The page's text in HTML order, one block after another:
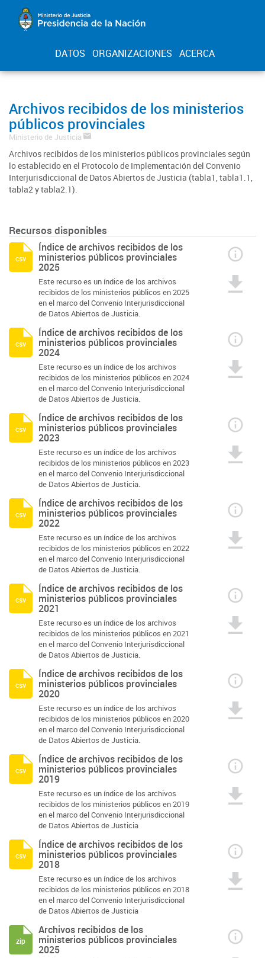
DATOS ORGANIZACIONES ACERCA
Archivos recibidos de los ministerios
públicos provinciales
Ministerio de Justicia
Archivos recibidos de los ministerios públicos provinciales según
lo establecido en el Protocolo de Implementación del Convenio
Interjurisdiccional de Datos Abiertos de Justicia (tabla1, tabla1.1,
tabla2 y tabla2.1).
Recursos disponibles
Índice de archivos recibidos de los
ministerios públicos provinciales
2025
Este recurso es un índice de los archivos
recibidos de los ministerios públicos en 2025
en el marco del Convenio Interjurisdiccional
de Datos Abiertos de Justicia.
csv
Índice de archivos recibidos de los
ministerios públicos provinciales
2024
Este recurso es un índice de los archivos
recibidos de los ministerios públicos en 2024
en el marco del Convenio Interjurisdiccional
de Datos Abiertos de Justicia.
csv
Índice de archivos recibidos de los
ministerios públicos provinciales
2023
Este recurso es un índice de los archivos
recibidos de los ministerios públicos en 2023
en el marco del Convenio Interjurisdiccional
de Datos Abiertos de Justicia.
csv
Índice de archivos recibidos de los
ministerios públicos provinciales
2022
Este recurso es un índice de los archivos
recibidos de los ministerios públicos en 2022
en el marco del Convenio Interjurisdiccional
de Datos Abiertos de Justicia.
csv
Índice de archivos recibidos de los
ministerios públicos provinciales
2021
Este recurso es un índice de los archivos
recibidos de los ministerios públicos en 2021
en el marco del Convenio Interjurisdiccional
de Datos Abiertos de Justicia.
csv
Índice de archivos recibidos de los
ministerios públicos provinciales
2020
Este recurso es un índice de los archivos
recibidos de los ministerios públicos en 2020
en el marco del Convenio Interjurisdiccional
de Datos Abiertos de Justicia.
csv
Índice de archivos recibidos de los
ministerios públicos provinciales
2019
Este recurso es un índice de los archivos
recibidos de los ministerios públicos en 2019
en el marco del Convenio Interjurisdiccional
de Datos Abiertos de Justicia
csv
Índice de archivos recibidos de los
ministerios públicos provinciales
2018
Este recurso es un índice de los archivos
recibidos de los ministerios públicos en 2018
en el marco del Convenio Interjurisdiccional
de Datos Abiertos de Justicia
csv
Archivos recibidos de los
ministerios públicos provinciales
2025
zip